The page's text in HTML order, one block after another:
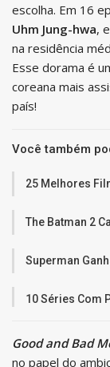
escolha. Em 16
Uhm Jung-hwa,
na residência
Esse dorama é
coreana mais
país!
Você também
25 Melhores
The Batman 2
Superman
10 Séries Com
Good and Bad
no papel do